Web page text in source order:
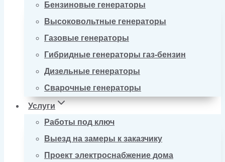
Бензиновые генераторы
Высоковольтные генераторы
Газовые генераторы
Гибридные генераторы газ-бензин
Дизельные генераторы
Сварочные генераторы
Услуги
Работы под ключ
Выезд на замеры к заказчику
Проект электроснабжение дома